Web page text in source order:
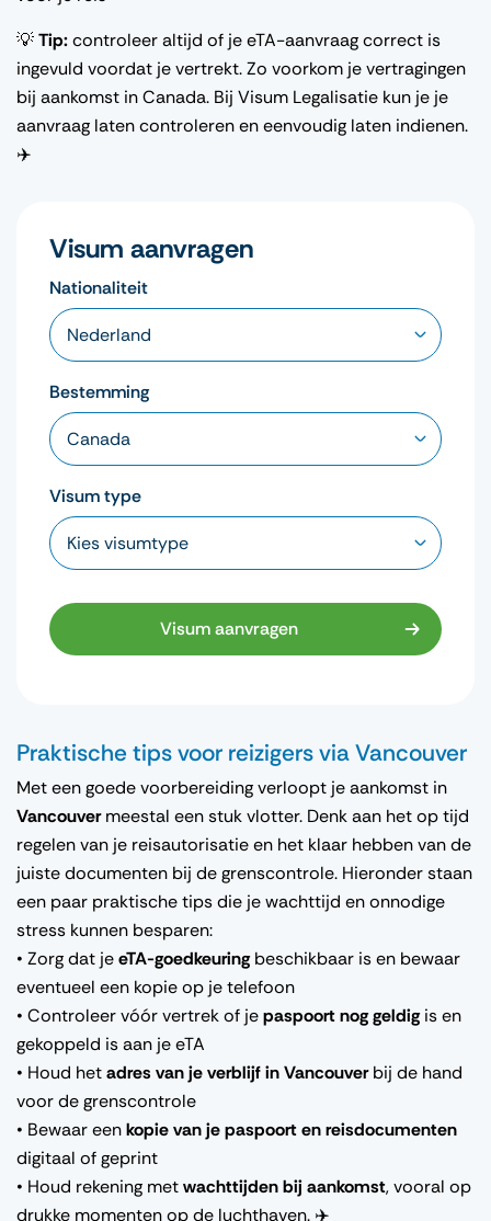
💡Tip:controleer altijd of je eTA-aanvraag correct is
ingevuld voordat je vertrekt. Zo voorkom je vertragingen
bij aankomst in Canada. Bij Visum Legalisatie kun je je
aanvraag laten controleren en eenvoudig laten indienen.
✈️
Visum aanvragen
Nationaliteit
Bestemming
Visum type
Visum aanvragen
Praktische tips voor reizigers via Vancouver
Met een goede voorbereiding verloopt je aankomst in
Vancouvermeestal een stuk vlotter. Denk aan het op tijd
regelen van je reisautorisatie en het klaar hebben van de
juiste documenten bij de grenscontrole. Hieronder staan
een paar praktische tips die je wachttijd en onnodige
stress kunnen besparen:
• Zorg dat jeeTA-goedkeuringbeschikbaar is en bewaar
eventueel een kopie op je telefoon
• Controleer vóór vertrek of jepaspoort nog geldigis en
gekoppeld is aan je eTA
• Houd hetadres van je verblijf in Vancouverbij de hand
voor de grenscontrole
• Bewaar eenkopie van je paspoort en reisdocumenten
digitaal of geprint
• Houd rekening metwachttijden bij aankomst, vooral op
drukke momenten op de luchthaven. ✈️